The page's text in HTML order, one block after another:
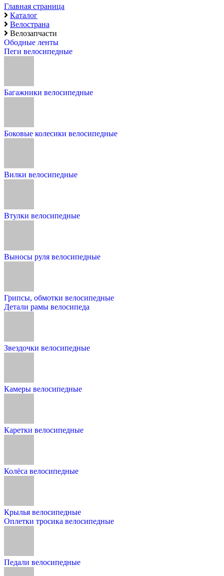
Главная страница
Каталог
Велострана
Велозапчасти
Ободные ленты
Пеги велосипедные
Багажники велосипедные
Боковые колесики велосипедные
Вилки велосипедные
Втулки велосипедные
Выносы руля велосипедные
Грипсы, обмотки велосипедные
Детали рамы велосипеда
Звездочки велосипедные
Камеры велосипедные
Каретки велосипедные
Колёса велосипедные
Крылья велосипедные
Оплетки тросика велосипедные
Педали велосипедные